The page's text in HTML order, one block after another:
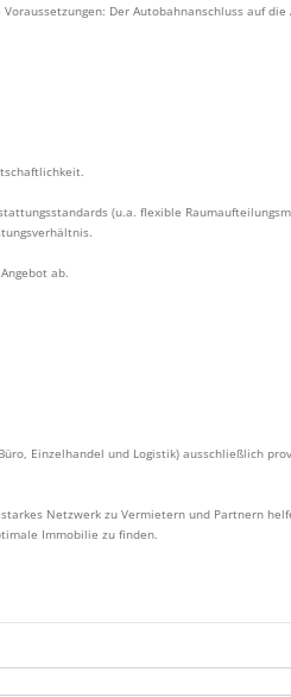
Der Autobahnanschluss auf
(u.a. flexible
ab.
Einzelhandel und Logistik) ausschließlich
Netzwerk zu Vermietern und Partnern
Immobilie zu finden.